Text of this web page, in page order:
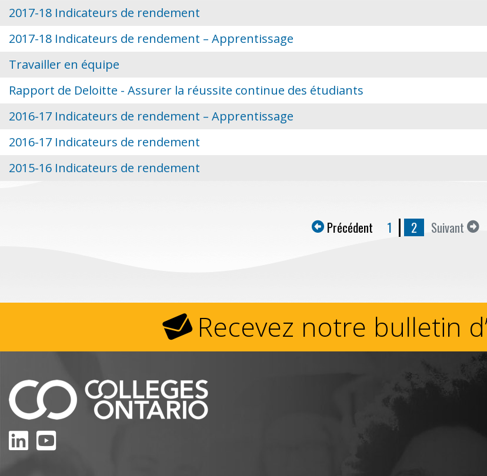
2017-18 Indicateurs de rendement
2017-18 Indicateurs de rendement – Apprentissage
Travailler en équipe
Rapport de Deloitte - Assurer la réussite continue des étudiants
2016-17 Indicateurs de rendement – Apprentissage
2016-17 Indicateurs de rendement
2015-16 Indicateurs de rendement
Précédent 1 2 Suivant
Recevez notre bulletin
Linkedin
Youtube